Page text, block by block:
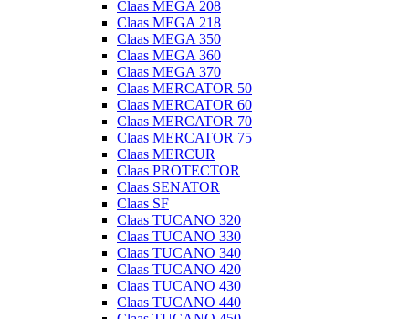
Claas MEGA 208
Claas MEGA 218
Claas MEGA 350
Claas MEGA 360
Claas MEGA 370
Claas MERCATOR 50
Claas MERCATOR 60
Claas MERCATOR 70
Claas MERCATOR 75
Claas MERCUR
Claas PROTECTOR
Claas SENATOR
Claas SF
Claas TUCANO 320
Claas TUCANO 330
Claas TUCANO 340
Claas TUCANO 420
Claas TUCANO 430
Claas TUCANO 440